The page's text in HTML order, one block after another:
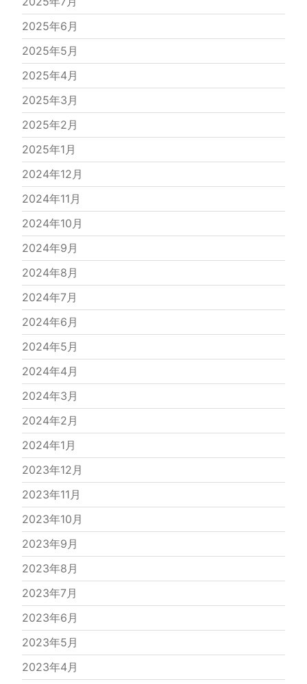
2025年6月
2025年5月
2025年4月
2025年3月
2025年2月
2025年1月
2024年12月
2024年11月
2024年10月
2024年9月
2024年8月
2024年7月
2024年6月
2024年5月
2024年4月
2024年3月
2024年2月
2024年1月
2023年12月
2023年11月
2023年10月
2023年9月
2023年8月
2023年7月
2023年6月
2023年5月
2023年4月